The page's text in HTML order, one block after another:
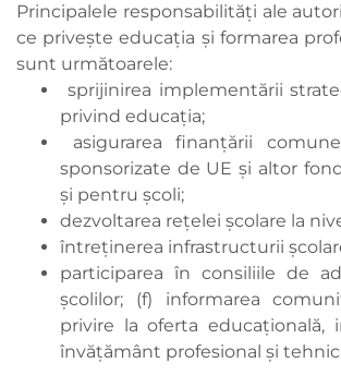
Principalele responsabilităţi ale
ce priveşte educaţia şi formarea
sunt următoarele:
sprijinirea implementării
privind educaţia;
asigurarea finanţării
sponsorizate de UE şi altor
şi pentru şcoli;
dezvoltarea reţelei şcolare la
întreţinerea infrastructurii
participarea în consiliile de
şcolilor; (f) informarea
privire la oferta educaţională,
învăţământ profesional şi tehnic